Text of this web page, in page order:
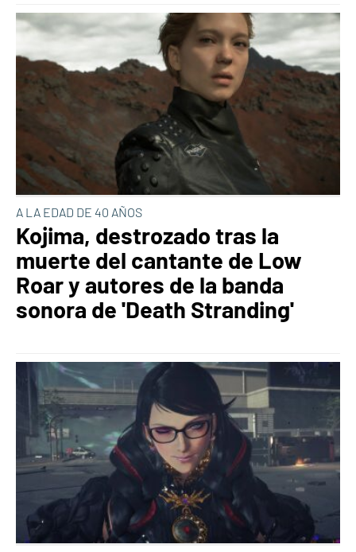
A LA EDAD DE 40 AÑOS
Kojima, destrozado tras la
muerte del cantante de Low
Roar y autores de la banda
sonora de 'Death Stranding'